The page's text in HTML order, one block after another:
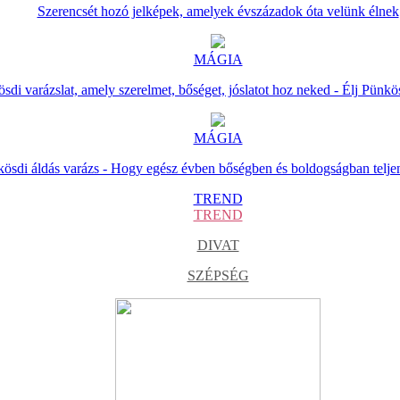
Szerencsét hozó jelképek, amelyek évszázadok óta velünk élnek
MÁGIA
varázslat, amely szerelmet, bőséget, jóslatot hoz neked - Élj
MÁGIA
áldás varázs - Hogy egész évben bőségben és boldogságban
TREND
TREND
DIVAT
SZÉPSÉG